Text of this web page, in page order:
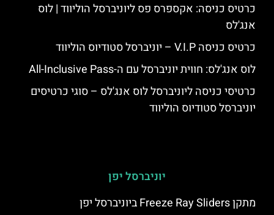
כרטיס כניסה: אקספרס פס ליוניברסל הוליווד | לוס
אנג'לס
כרטיס כניסה V.I.P – יוניברסל סטודיוס הוליווד
לוס אנג'לס: חווית יוניברסל עם ה-All-Inclusive Pass
כרטיסי כניסה ליוניברסל לוס אנג'לס – סוגי כרטיסים
יוניברסל סטודיוס הוליווד
יוניברסל יפן
מתקן Freeze Ray Sliders ביוניברסל יפן